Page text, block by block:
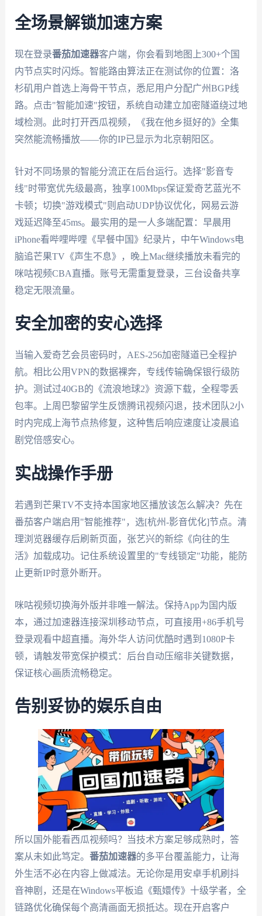
全场景解锁加速方案
现在登录番茄加速器客户端，你会看到地图上300+个国
内节点实时闪烁。智能路由算法正在测试你的位置：洛
杉矶用户首选上海骨干节点，悉尼用户分配广州BGP线
路。点击"智能加速"按钮，系统自动建立加密隧道绕过地
域检测。此时打开西瓜视频，《我在他乡挺好的》全集
突然能流畅播放——你的IP已显示为北京朝阳区。
针对不同场景的智能分流正在后台运行。选择"影音专
线"时带宽优先级最高，独享100Mbps保证爱奇艺蓝光不
卡顿；切换"游戏模式"则启动UDP协议优化，网易云游
戏延迟降至45ms。最实用的是一人多端配置：早晨用
iPhone看哔哩哔哩《早餐中国》纪录片，中午Windows电
脑追芒果TV《声生不息》，晚上Mac继续播放未看完的
咪咕视频CBA直播。账号无需重复登录，三台设备共享
稳定无限流量。
安全加密的安心选择
当输入爱奇艺会员密码时，AES-256加密隧道已全程护
航。相比公用VPN的数据裸奔，专线传输确保银行级防
护。测试过40GB的《流浪地球2》资源下载，全程零丢
包率。上周巴黎留学生反馈腾讯视频闪退，技术团队2小
时内完成上海节点热修复，这种售后响应速度让凌晨追
剧党倍感安心。
实战操作手册
若遇到芒果TV不支持本国家地区播放该怎么解决？先在
番茄客户端启用"智能推荐"，选[杭州-影音优化]节点。清
理浏览器缓存后刷新页面，张艺兴的新综《向往的生
活》加载成功。记住系统设置里的"专线锁定"功能，能防
止更新IP时意外断开。
咪咕视频切换海外版并非唯一解法。保持App为国内版
本，通过加速器连接深圳移动节点，可直接用+86手机号
登录观看中超直播。海外华人访问优酷时遇到1080P卡
顿，请触发带宽保护模式：后台自动压缩非关键数据，
保证核心画质流畅稳定。
告别妥协的娱乐自由
所以国外能看西瓜视频吗？当技术方案足够成熟时，答
案从未如此笃定。 番茄加速器的多平台覆盖能力，让海
外生活不必在内容上做减法。无论你是用安卓手机刷抖
音神剧，还是在Windows平板追《甄嬛传》十级学者，全
链路优化确保每个高清画面无损抵达。现在开启客户